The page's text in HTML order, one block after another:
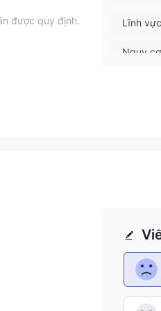
được quy định.
dịch tiếp theo.
Lĩnh
Nguy